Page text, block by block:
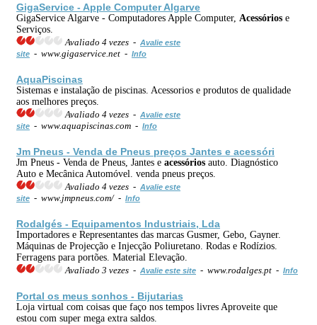
GigaService - Apple Computer Algarve
GigaService Algarve - Computadores Apple Computer, Acessórios e
Serviços.
Avaliado 4 vezes - Avalie este
site - www.gigaservice.net - Info
AquaPiscinas
Sistemas e instalação de piscinas. Acessorios e produtos de qualidade
aos melhores preços.
Avaliado 4 vezes - Avalie este
site - www.aquapiscinas.com - Info
Jm Pneus - Venda de Pneus preços Jantes e acessóri
Jm Pneus - Venda de Pneus, Jantes e acessórios auto. Diagnóstico
Auto e Mecânica Automóvel. venda pneus preços.
Avaliado 4 vezes - Avalie este
site - www.jmpneus.com/ - Info
Rodalgés - Equipamentos Industriais, Lda
Importadores e Representantes das marcas Gusmer, Gebo, Gayner.
Máquinas de Projecção e Injecção Poliuretano. Rodas e Rodízios.
Ferragens para portões. Material Elevação.
Avaliado 3 vezes - Avalie este site - www.rodalges.pt - Info
Portal os meus sonhos - Bijutarias
Loja virtual com coisas que faço nos tempos livres Aproveite que
estou com super mega extra saldos.